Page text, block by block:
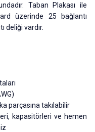
Taban Plakası ile
üzerinde 25 bağlantı
deliği vardır.
parçasına takılabilir
kapasitörleri ve hemen